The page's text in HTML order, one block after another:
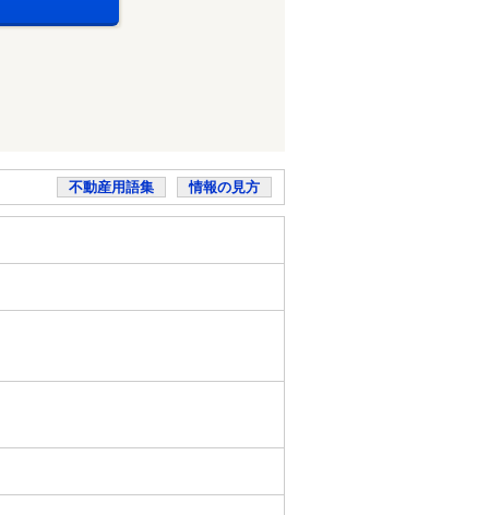
不動産用語集 情報の見方